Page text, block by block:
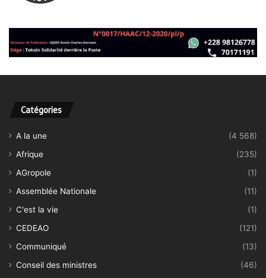
Catégories
A la une
(4 568)
Afrique
(235)
AGropole
(1)
Assemblée Nationale
(11)
C'est la vie
(1)
CEDEAO
(121)
Communiqué
(13)
Conseil des ministres
(46)